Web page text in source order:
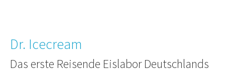
Dr. Icecream
Das erste Reisende Eislabor Deutschlands